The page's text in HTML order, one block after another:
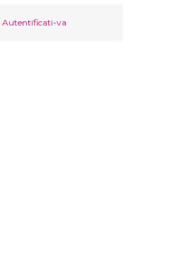
Autentificati-va